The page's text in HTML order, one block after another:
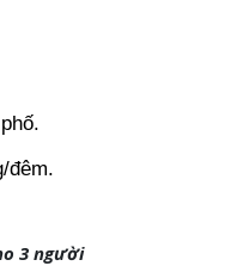
đêm.
3 người